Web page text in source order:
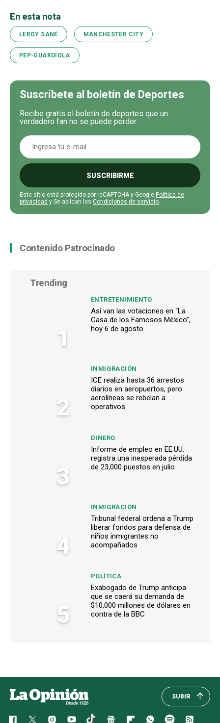
En esta nota
LEROY SANÉ MANCHESTER CITY
PEP-GUARDIOLA
Suscríbete al boletín de Deportes
Recibe gratis el boletín de deportes que un
verdadero fan no se puede perder
SUSCRIBIRME
Este sitio está protegido por reCAPTCHA y Google Política de
privacidad y Se aplican las Condiciones de servicio
Contenido Patrocinado
Trending
1
ENTRETENIMIENTO
Así van las votaciones en “La
Casa de los Famosos México”,
hoy 6 de agosto
2
INMIGRACIÓN
ICE realiza hasta 36 arrestos
diarios en aeropuertos, pero
aerolíneas se rebelan a
operativos
3
DINERO
Informe de empleo en EE.UU.
registra una inesperada pérdida
de 23,000 puestos en julio
4
INMIGRACIÓN
Tribunal federal ordena a Trump
liberar fondos para defensa de
niños inmigrantes no
acompañados
5
POLÍTICA
Exabogado de Trump anticipa
que se caerá su demanda de
$10,000 millones de dólares en
contra de la BBC
SUBIR